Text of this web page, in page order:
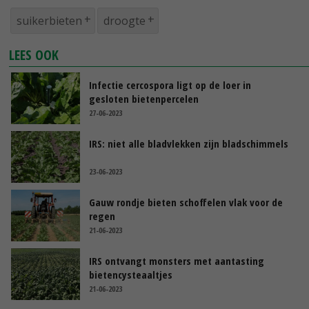
suikerbieten droogte
LEES OOK
Infectie cercospora ligt op de loer in
gesloten bietenpercelen
27-06-2023
IRS: niet alle bladvlekken zijn bladschimmels
23-06-2023
Gauw rondje bieten schoffelen vlak voor de
regen
21-06-2023
IRS ontvangt monsters met aantasting
bietencysteaaltjes
21-06-2023